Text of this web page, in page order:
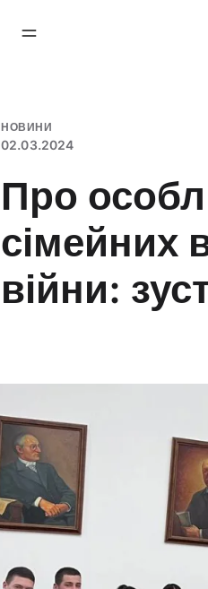
НОВИНИ
02.03.2024
Про
сімейних
війни: